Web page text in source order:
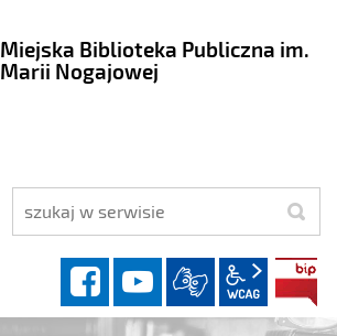
Miejska Biblioteka Publiczna im.
Marii Nogajowej
szukaj
facebookYouTube
wcag2.1